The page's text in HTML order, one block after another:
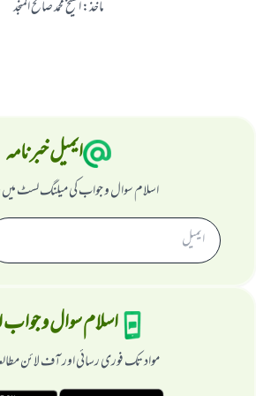
ماخذ:الشیخ محمد صالح المنجد
ایمیل خبرنامہ
اسلام سوال و جواب کی میلنگ لسٹ
اسلام سوال و
مواد تک فوری رسائی اور آف لائن